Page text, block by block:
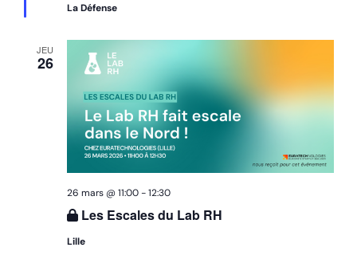
La Défense
JEU
26
Les Escales du Lab RH
26 mars @ 11:00-12:30
Lille